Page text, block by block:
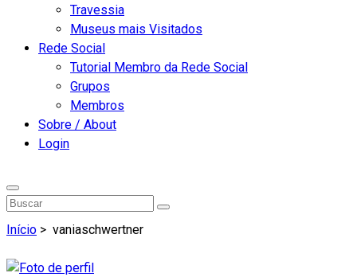
Travessia
Museus mais Visitados
Rede Social
Tutorial Membro da Rede Social
Grupos
Membros
Sobre / About
Login
Início > vaniaschwertner